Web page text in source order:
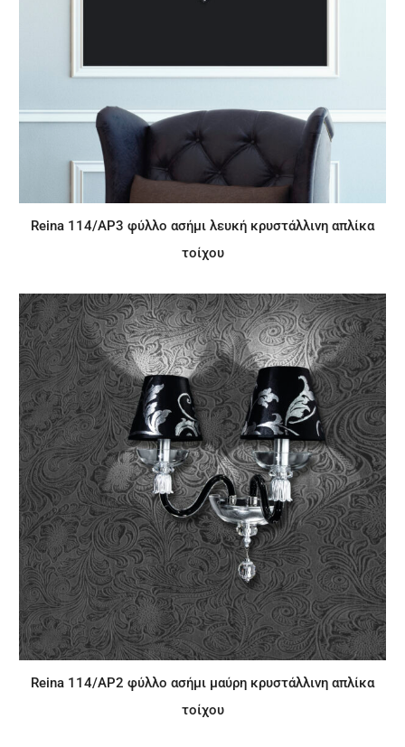
Reina 114/AP3 φύλλο ασήμι λευκή κρυστάλλινη απλίκα
τοίχου
Reina 114/AP2 φύλλο ασήμι μαύρη κρυστάλλινη απλίκα
τοίχου